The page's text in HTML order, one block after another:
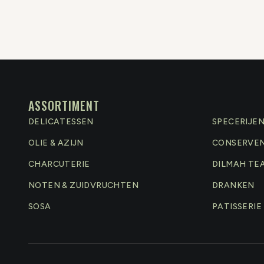
ASSORTIMENT
DELICATESSEN SPECERIJEN
OLIE & AZIJN
CHARCUTERIE DILMAH
NOTEN & ZUIDVRUCHTEN DRANKEN
SOSA PATISSERIE